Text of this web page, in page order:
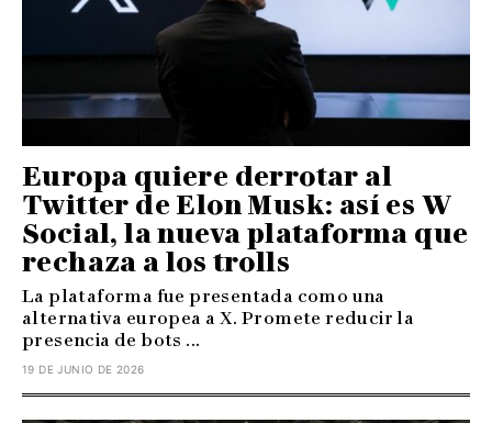
Europa quiere derrotar al
Twitter de Elon Musk: así es W
Social, la nueva plataforma que
rechaza a los trolls
La plataforma fue presentada como una
alternativa europea a X. Promete reducir la
presencia de bots ...
19 DE JUNIO DE 2026